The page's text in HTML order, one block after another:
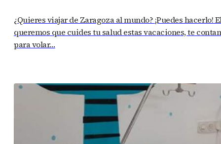
¿Quieres viajar de Zaragoza al mundo? ¡Puedes
queremos que cuides tu salud estas vacaciones, te
para volar…